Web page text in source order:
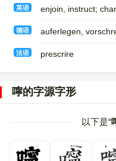
英语 enjoin, instruct;
德语 auferlegen,
法语 prescrire
嚀的字源字形
以下是“